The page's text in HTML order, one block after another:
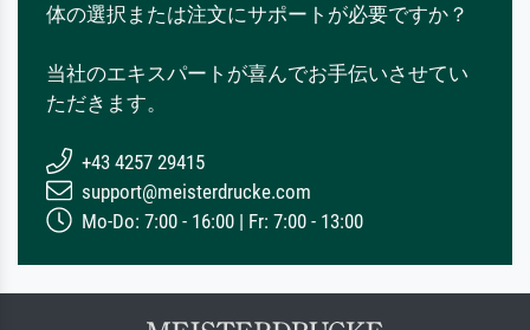
体の選択または注文にサポートが必要ですか？
当社のエキスパートが喜んでお手伝いさせてい
ただきます。
+43 4257 29415
support@meisterdrucke.com
Mo-Do: 7:00 - 16:00 | Fr: 7:00 - 13:00